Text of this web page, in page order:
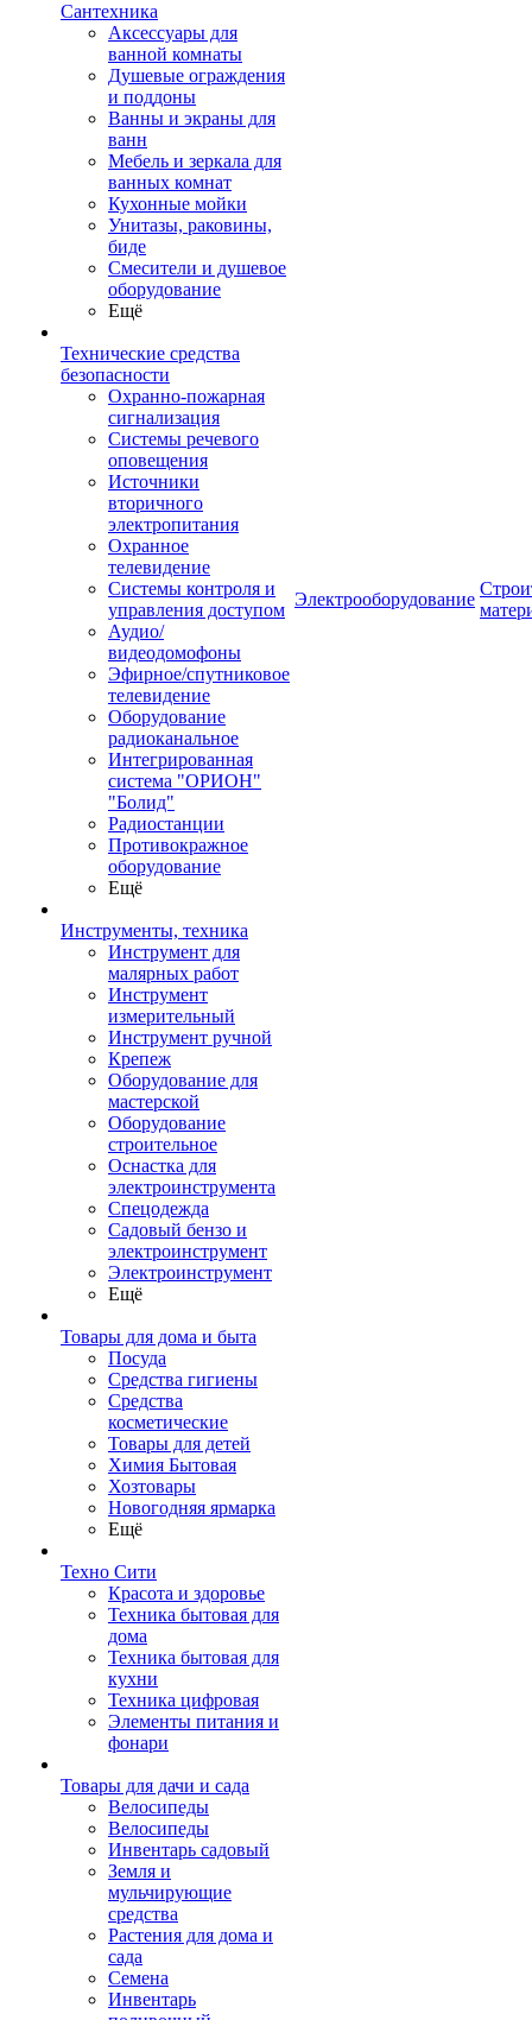
Сантехника
Аксессуары для
ванной комнаты
Душевые ограждения
и поддоны
Ванны и экраны для
ванн
Мебель и зеркала для
ванных комнат
Кухонные мойки
Унитазы, раковины,
биде
Смесители и душевое
оборудование
Ещё
Технические средства
безопасности
Охранно-пожарная
сигнализация
Системы речевого
оповещения
Источники
вторичного
электропитания
Охранное
телевидение
Системы контроля и
управления доступом
Аудио/
видеодомофоны
Эфирное/спутниковое
телевидение
Оборудование
радиоканальное
Интегрированная
система "ОРИОН"
"Болид"
Радиостанции
Противокражное
оборудование
Ещё
Инструменты, техника
Инструмент для
малярных работ
Инструмент
измерительный
Инструмент ручной
Крепеж
Оборудование для
мастерской
Оборудование
строительное
Оснастка для
электроинструмента
Спецодежда
Садовый бензо и
электроинструмент
Электроинструмент
Ещё
Товары для дома и быта
Посуда
Средства гигиены
Средства
косметические
Товары для детей
Химия Бытовая
Хозтовары
Новогодняя ярмарка
Ещё
Техно Сити
Красота и здоровье
Техника бытовая для
дома
Техника бытовая для
кухни
Техника цифровая
Элементы питания и
фонари
Товары для дачи и сада
Велосипеды
Велосипеды
Инвентарь садовый
Земля и
мульчирующие
средства
Растения для дома и
сада
Семена
Инвентарь
Электрооборудование